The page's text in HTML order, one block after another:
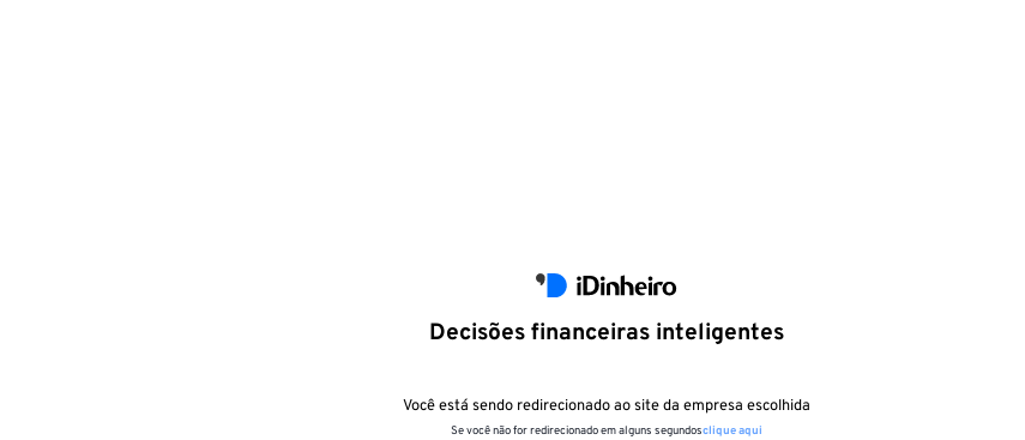
Decisões financeiras inteligentes
Você está sendo redirecionado ao site da empresa escolhida
Se você não for redirecionado em alguns segundosclique aqui